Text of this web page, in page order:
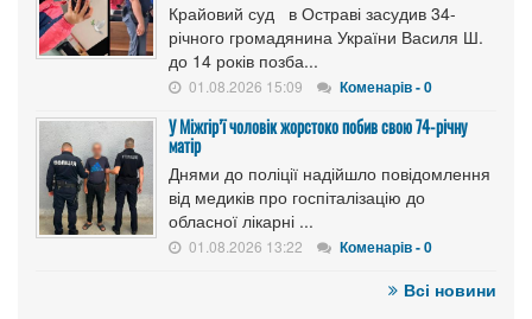
Крайовий суд в Остраві засудив 34-
річного громадянина України Василя Ш.
до 14 років позба...
01.08.2026 15:09 Коменарів - 0
У Міжгір’ї чоловік жорстоко побив свою 74-річну
матір
Днями до поліції надійшло повідомлення
від медиків про госпіталізацію до
обласної лікарні ...
01.08.2026 13:22 Коменарів - 0
Всі новини